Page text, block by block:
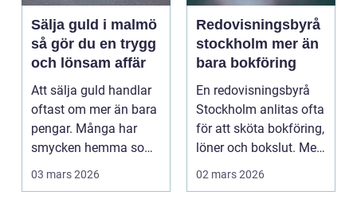
Sälja guld i malmö
så gör du en trygg
och lönsam affär
Att sälja guld handlar
oftast om mer än bara
pengar. Många har
smycken hemma som
03 mars 2026
Redovisningsbyrå
stockholm mer än
bara bokföring
En redovisningsbyrå
Stockholm anlitas ofta
för att sköta bokföring,
löner och bokslut. Men
02 mars 2026